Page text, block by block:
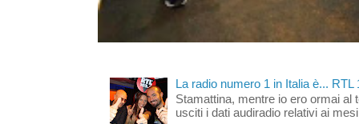
La radio numero 1 in Italia è... RTL
Stamattina, mentre io ero ormai al
usciti i dati audiradio relativi ai